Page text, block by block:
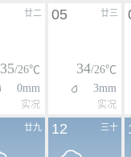
廿二
35/26℃
0mm
实况
廿三
05
34/26℃
3mm
实况
廿九 三十
12